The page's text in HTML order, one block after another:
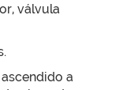
válvula
a